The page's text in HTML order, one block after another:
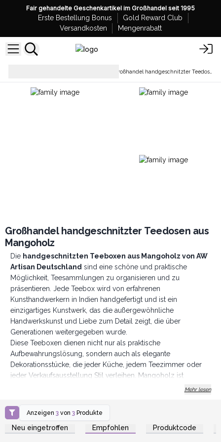
Fair gehandelte Geschenkartikel im Großhandel seit 1995
Erste Bestellung Bonus
Gold Reward Club
Versandkosten
Mengenrabatt
Großhandel handgeschnitzter Teedosen aus Mangoholz
Großhandel handgeschnitzter Teedosen aus
Mangoholz
Die handgeschnitzten Teeboxen aus Mangoholz von AW
Artisan Deutschland sind eine schöne und praktische
Möglichkeit, Teesammlungen zu organisieren und zu
präsentieren. Jede Teebox wird von erfahrenen
Kunsthandwerkern in Indien handgefertigt und ist ein
einzigartiges Kunstwerk, das die außergewöhnliche
Handwerkskunst und Liebe zum Detail zeigt, die über
Generationen weitergegeben wurde.
Diese Teeboxen dienen nicht nur als praktische
Aufbewahrungslösung, sondern auch als elegante
Dekorationsstücke, die jeder Küche, jedem Teezimmer oder
jeder Verkaufsausstellung Stil verleihen. Mangoholz ist
aufgrund seiner Nachhaltigkeit, Haltbarkeit und natürlichen
Als schnell wachsendes Hartholz werden Mangobäume
geerntet, sobald sie keine Früchte mehr tragen, was sie zu
einer umweltfreundlichen Option für die Holzverarbeitung
Mehr lesen
Anzeigen3 von3 Produkte
Neu eingetroffen Empfohlen Produktcode
Anmelden oder
Registrieren für
Großhandelspreise
Registrieren für
Großhandelspreise